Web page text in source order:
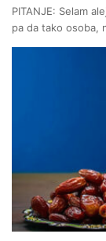
PITANJE: Selam
pa da tako osoba,